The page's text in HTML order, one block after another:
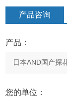
产品咨询
产品：
您的单位：